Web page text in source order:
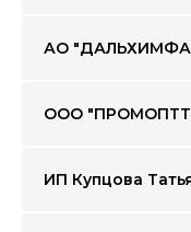
АО
ООО
ИП Купцова